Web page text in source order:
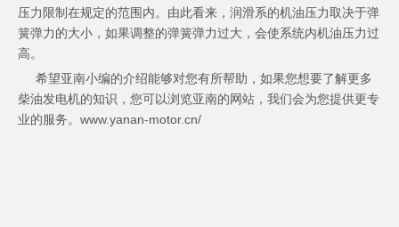
压力限制在规定的范围内。由此看来，润滑系的机油压力取决于弹
簧弹力的大小，如果调整的弹簧弹力过大，会使系统内机油压力过
高。
希望亚南小编的介绍能够对您有所帮助，如果您想要了解更多
柴油发电机的知识，您可以浏览亚南的网站，我们会为您提供更专
业的服务。www.yanan-motor.cn/